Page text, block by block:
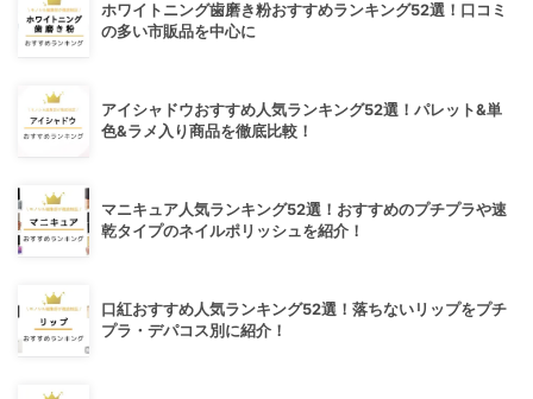
ホワイトニング歯磨き粉おすすめランキング52選！口コミ
の多い市販品を中心に
アイシャドウおすすめ人気ランキング52選！パレット&単
色&ラメ入り商品を徹底比較！
マニキュア人気ランキング52選！おすすめのプチプラや速
乾タイプのネイルポリッシュを紹介！
口紅おすすめ人気ランキング52選！落ちないリップをプチ
プラ・デパコス別に紹介！